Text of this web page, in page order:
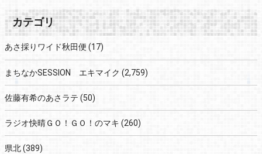
カテゴリ
あさ採りワイド秋田便 (17)
まちなかSESSION エキマイク (2,759)
佐藤有希のあさラテ (50)
ラジオ快晴ＧＯ！ＧＯ！のマキ (260)
県北(389)